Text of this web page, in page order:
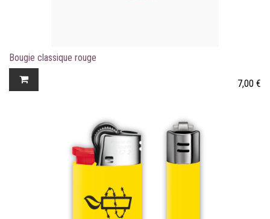
Bougie classique rouge
7,00 €